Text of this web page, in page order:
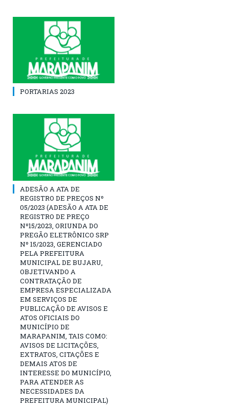
PORTARIAS 2023
ADESÃO A ATA DE
REGISTRO DE PREÇOS Nº
05/2023 (ADESÃO A ATA DE
REGISTRO DE PREÇO
Nº15/2023, ORIUNDA DO
PREGÃO ELETRÔNICO SRP
Nº 15/2023, GERENCIADO
PELA PREFEITURA
MUNICIPAL DE BUJARU,
OBJETIVANDO A
CONTRATAÇÃO DE
EMPRESA ESPECIALIZADA
EM SERVIÇOS DE
PUBLICAÇÃO DE AVISOS E
ATOS OFICIAIS DO
MUNICÍPIO DE
MARAPANIM, TAIS COMO:
AVISOS DE LICITAÇÕES,
EXTRATOS, CITAÇÕES E
DEMAIS ATOS DE
INTERESSE DO MUNICÍPIO,
PARA ATENDER AS
NECESSIDADES DA
PREFEITURA MUNICIPAL)